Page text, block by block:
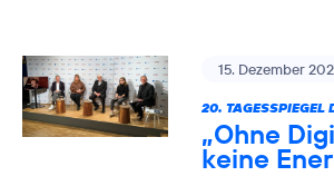
15. Dezember
20. TAGESSPIEGEL
„Ohne
keine